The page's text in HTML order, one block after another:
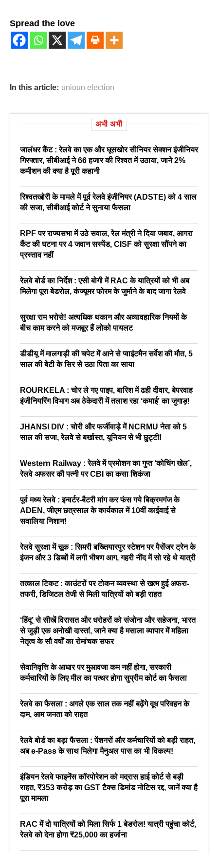
Spread the love
In this article: unioun election
अभी अभी
जालंधर कैंट : रेलवे का एक और घूसखोर सीनियर सेक्शन इंजीनियर
गिरफ्तार, सीबीआई ने 66 हजार की रिश्वत में उठाया, जाने 2%
कमीशन की क्या है पूरी कहानी
रिश्वतखोरी के मामले में पूर्व रेलवे इंजीनियर (ADSTE) को 4 साल
की सजा, सीबीआई कोर्ट ने सुनाया फैसला
RPF पर राज्यसभा में उठे सवाल, रेल मंत्री ने दिया जबाव, आगरा
कैंट की घटना पर 4 जवान सस्पेंड, CISF को सुरक्षा सौंपने का
प्रस्ताव नहीं
रेलवे बोर्ड का निर्देश : एसी बोगी में RAC के यात्रियों को भी अब
मिलेगा पूरा बेडरोल, कंज्यूमर फोरम के जुर्माने के बाद जागा रेलवे
सुरक्षा राम भरोसे! अत्यधिक थकान और अव्यावहारिक नियमों के
बीच काम करने को मजबूर हैं लोको पायलट
डीडीयू में मालगाड़ी की चपेट में आने से प्वाइंटमैन सर्वेश की मौत, 5
साल की बेटी के सिर से उठा पिता का साया
ROURKELA : चोर ले गए पाइप, बारिश में ढही दीवार, बेपरवाह
इंजीनियरिंग विभाग अब ठेकेदारी में तलाश रहा ‘कमाई’ का जुगाड़!
JHANSI DIV : चोरी और फर्जीवाड़े में NCRMU नेता को 5
साल की सजा, रेलवे से बर्खास्त, यूनियन से भी छुट्टी!
Western Railway : रेलवे में प्रमोशन का गुप्त ‘कोचिंग खेल’,
रेलवे अफसर की पत्नी पर CBI का कसा शिकंजा
पूर्व मध्य रेलवे : इन्वर्टर-बैटरी मांग कर फंस गये बिक्रमगंज के
ADEN, जीएम छत्रसाल के कार्यकाल में 10वीं काईवाई से
सवालिया निशान!
रेलवे सुरक्षा में चूक : सिमरी बख्तियारपुर स्टेशन पर पैसेंजर ट्रेन के
इंजन और 3 डिब्बों में लगी भीषण आग, गहरी नींद में सो रहे थे यात्री
तत्काल टिकट : काउंटरों पर टोकन व्यवस्था से खत्म हुई अफरा-
तफरी, डिजिटल तेजी से मिली यात्रियों को बड़ी राहत
‘हिंदू’ से सीखें विरासत और धरोहरों को संजोना और सहेजना, भारत
से जुड़ी एक अनोखी दास्तां, जाने क्या है मसाला व्यापार में महिला
नेतृत्व के सौ वर्षों का रोमांचक सफर
सेवानिवृत्ति के आधार पर मुआवजा कम नहीं होगा, सरकारी
कर्मचारियों के लिए मील का पत्थर होगा सुप्रीम कोर्ट का फैसला
रेलवे का फैसला : अगले एक साल तक नहीं बढ़ेंगे दूध परिवहन के
दाम, आम जनता को राहत
रेलवे बोर्ड का बड़ा फैसला : पेंशनरों और कर्मचारियों को बड़ी राहत,
अब e-Pass के साथ मिलेगा मैनुअल पास का भी विकल्प!
इंडियन रेलवे फाइनेंस कॉरपोरेशन को मद्रास हाई कोर्ट से बड़ी
राहत, ₹353 करोड़ का GST टैक्स डिमांड नोटिस रद्द, जानें क्या है
पूरा मामला
RAC में दो यात्रियों को मिला सिर्फ 1 बेडरोल! यात्री पहुंचा कोर्ट,
रेलवे को देना होगा ₹25,000 का हर्जाना